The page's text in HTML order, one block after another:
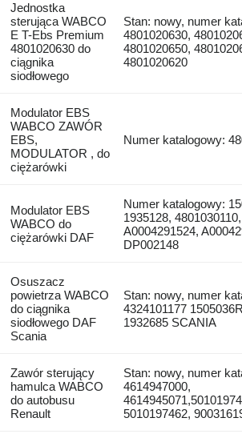
Jednostka
sterująca WABCO
E T-Ebs Premium
4801020630 do
ciągnika
siodłowego
Stan: nowy, numer
4801020630,
4801020650,
4801020620
Modulator EBS
WABCO ZAWÓR
EBS,
MODULATOR , do
ciężarówki
Numer katalogowy:
Modulator EBS
WABCO do
ciężarówki DAF
Numer katalogowy:
1935128, 4801030110,
A0004291524,
DP002148
Osuszacz
powietrza WABCO
do ciągnika
siodłowego DAF
Scania
Stan: nowy, numer
4324101177
1932685 SCANIA
Zawór sterujący
hamulca WABCO
do autobusu
Renault
Stan: nowy, numer
4614947000,
5010197462,